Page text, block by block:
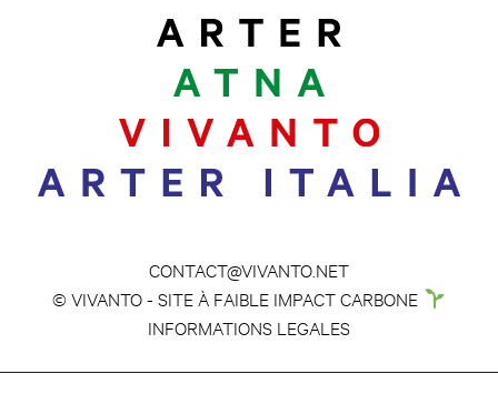
CONTACT@VIVANTO.NET
© VIVANTO - SITE À FAIBLE IMPACT CARBONE
INFORMATIONS LEGALES